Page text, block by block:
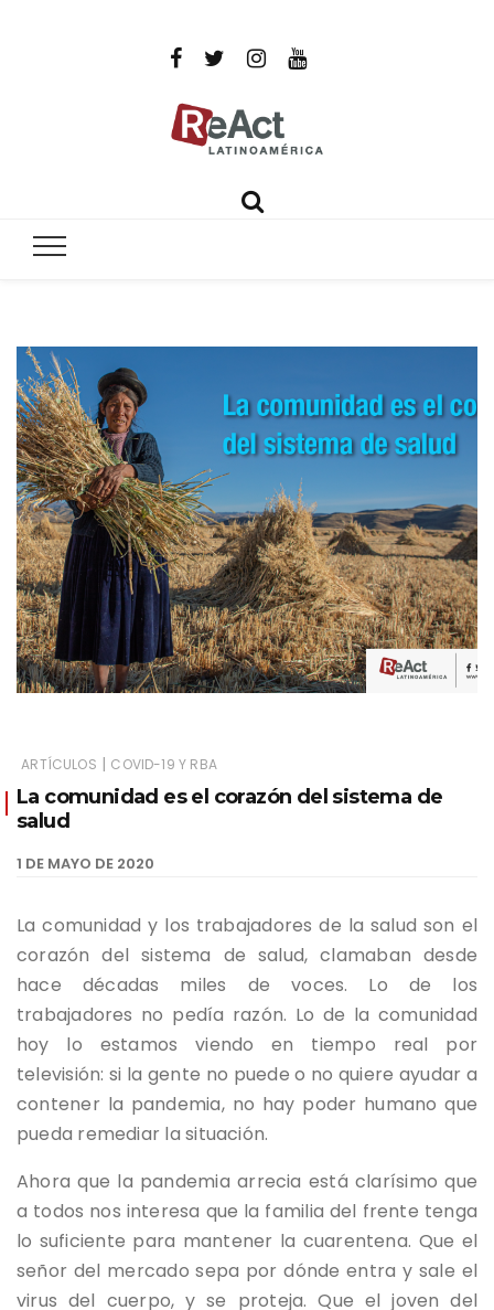
Por un mundo libre de infecciones intratables
ARTÍCULOS | COVID-19 Y RBA
La comunidad es el corazón del sistema de
salud
1 DE MAYO DE 2020
La comunidad y los trabajadores de la salud son el
corazón del sistema de salud, clamaban desde
hace décadas miles de voces. Lo de los
trabajadores no pedía razón. Lo de la comunidad
hoy lo estamos viendo en tiempo real por
televisión: si la gente no puede o no quiere ayudar a
contener la pandemia, no hay poder humano que
pueda remediar la situación.
Ahora que la pandemia arrecia está clarísimo que
a todos nos interesa que la familia del frente tenga
lo suficiente para mantener la cuarentena. Que el
señor del mercado sepa por dónde entra y sale el
virus del cuerpo, y se proteja. Que el joven del